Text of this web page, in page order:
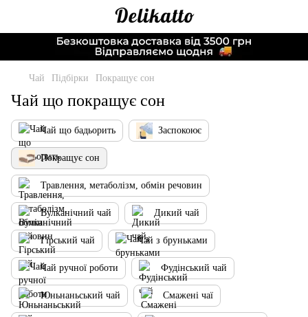
Чай Підбірки Покращує сон
Чай що покращує сон
Чай що бадьорить Заспокоює
Покращує сон
Травлення, метаболізм, обмін речовин
Вулканічний чай Дикий чай
Гірський чай Чай з бруньками
Чай ручної роботи Фудінський чай
Юньнаньський чай Смажені чаї